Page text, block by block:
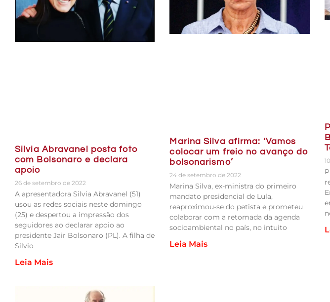
Silvia Abravanel posta foto
com Bolsonaro e declara
apoio
26 de setembro de 2022
A apresentadora Silvia Abravanel (51)
usou as redes sociais neste domingo
(25) e despertou a impressão dos
seguidores ao declarar apoio ao
presidente Jair Bolsonaro (PL). A filha de
Silvio
Leia Mais
Marina Silva afirma: ‘Vamos
colocar um freio no avanço do
bolsonarismo’
24 de setembro de 2022
Marina Silva, ex-ministra do primeiro
mandato presidencial de Lula,
reaproximou-se do petista e prometeu
colaborar com a retomada da agenda
socioambiental no país, no intuito
Leia Mais